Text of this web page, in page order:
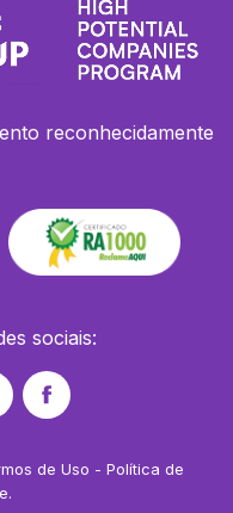
reconhecidamente
sociais:
de Uso - Política de
.